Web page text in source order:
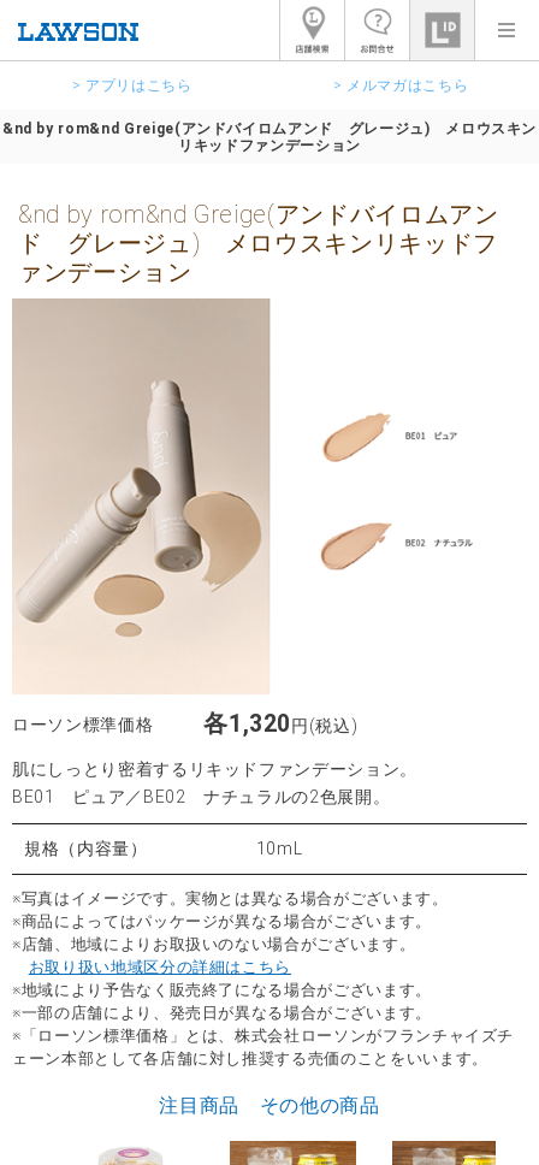
> アプリはこちら > メルマガはこちら
&nd by rom&nd Greige(アンドバイロムアンド グレージュ) メロウスキン
リキッドファンデーション
&nd by rom&nd Greige(アンドバイロムアン
ド グレージュ) メロウスキンリキッドフ
ァンデーション
ローソン標準価格 各1,320円(税込)
肌にしっとり密着するリキッドファンデーション。
BE01 ピュア／BE02 ナチュラルの2色展開。
規格（内容量） 10mL
※写真はイメージです。実物とは異なる場合がございます。
※商品によってはパッケージが異なる場合がございます。
※店舗、地域によりお取扱いのない場合がございます。
お取り扱い地域区分の詳細はこちら
※地域により予告なく販売終了になる場合がございます。
※一部の店舗により、発売日が異なる場合がございます。
※「ローソン標準価格」とは、株式会社ローソンがフランチャイズチ
ェーン本部として各店舗に対し推奨する売価のことをいいます。
注目商品 その他の商品